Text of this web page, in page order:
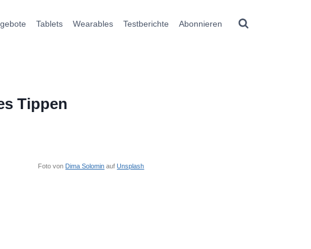
Tablets Wearables Testberichte Abonnieren
Tippen
Foto von Dima Solomin aufUnsplash